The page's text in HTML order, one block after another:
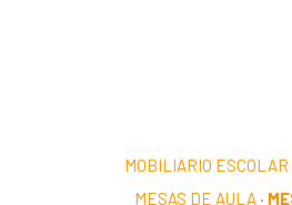
MOBILIARIO ESCOLAR
MESAS DE AULA ·